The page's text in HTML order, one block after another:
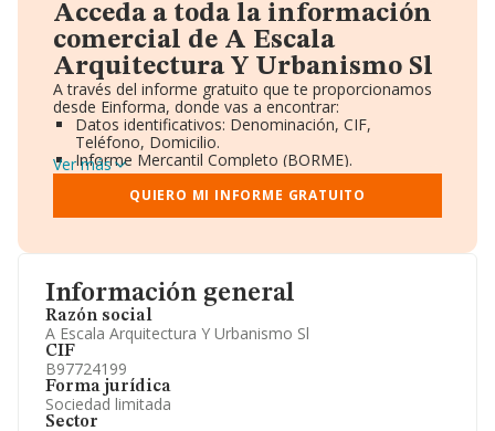
Información general
Razón social
A Escala Arquitectura Y Urbanismo Sl
CIF
B97724199
Forma jurídica
Sociedad limitada
Sector
Acceda a toda la información
comercial de A Escala
Arquitectura Y Urbanismo Sl
A través del informe gratuito que te proporcionamos
desde Einforma, donde vas a encontrar:
Datos identificativos: Denominación, CIF,
Teléfono, Domicilio.
Informe Mercantil Completo (BORME).
Gráficos de Evolución Ventas y Empleados.
Consejo de Administración y Administradores.
Directivos y Ejecutivos.
Información oficial y registral complementaria.
Ver más
QUIERO MI INFORME GRATUITO